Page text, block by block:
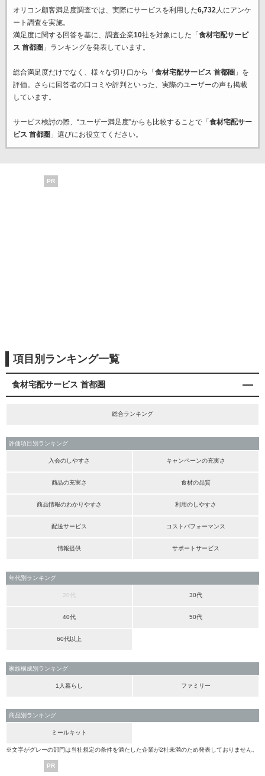
オリコン顧客満足度調査では、実際にサービスを利用した6,732人にアンケ
ート調査を実施。
満足度に関する回答を基に、調査企業10社を対象にした「 食材宅配サービ
ス 首都圏 」ランキングを発表しています。
総合満足度だけでなく、様々な切り口から「 食材宅配サービス 首都圏 」を
評価。さらに回答者の口コミや評判といった、実際のユーザーの声も掲載
しています。
サービス検討の際、“ユーザー満足度”からも比較することで「 食材宅配サー
ビス 首都圏 」選びにお役立てください。
PR
項目別ランキング一覧
食材宅配サービス 首都圏
総合ランキング
評価項目別ランキング
入会のしやすさ キャンペーンの充実さ
商品の充実さ 食材の品質
商品情報のわかりやすさ 利用のしやすさ
配送サービス コストパフォーマンス
情報提供 サポートサービス
年代別ランキング
20代 30代
40代 50代
60代以上
家族構成別ランキング
1人暮らし ファミリー
商品別ランキング
ミールキット
※文字がグレーの部門は当社規定の条件を満たした企業が2社未満のため発表しておりません。
PR